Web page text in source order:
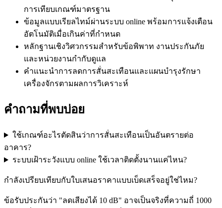
การเทียบเกณฑ์มาตรฐาน
ข้อมูลแบบเรียลไทม์ผ่านระบบ online พร้อมการแจ้งเตือน
อัตโนมัติเมื่อเกินค่าที่กำหนด
หลักฐานเชิงวิศวกรรมสำหรับข้อพิพาท งานประกันภัย
และหน่วยงานกำกับดูแล
คำแนะนำการลดการสั่นสะเทือนและแผนบำรุงรักษา
เครื่องจักรตามผลการวิเคราะห์
คำถามที่พบบ่อย
ใช้เกณฑ์อะไรตัดสินว่าการสั่นสะเทือนเป็นอันตรายต่อ
อาคาร?
ระบบเฝ้าระวังแบบ online ใช้เวลาติดตั้งนานแค่ไหน?
กำลังเปรียบเทียบกับใบเสนอราคาแบบเบ็ดเสร็จอยู่ใช่ไหม?
ข้อรับประกันว่า "ลดเสียงได้ 10 dB" อาจเป็นจริงที่ความถี่ 1000